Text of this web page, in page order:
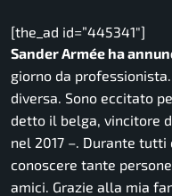
[the_ad id=”445341″]
Sander Armée ha
giorno da
diversa. Sono eccitato
detto il belga, vincitore
nel 2017 – . Durante
conoscere tante
amici. Grazie alla mia